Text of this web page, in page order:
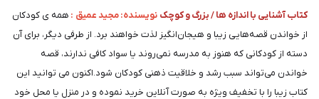
کتاب آشنایی با اندازه ها / بزرگ و کوچک نويسنده: مجید عمیق : همه ی کودکان
از خواندن قصه‌هایی زیبا و هیجان‌انگیز لذت خواهند برد. از طرفی دیگر، برای آن
دسته از کودکانی که هنوز به مدرسه نمی‌روند یا سواد کافی ندارند، قصه
خواندن می‌تواند سبب رشد و خلاقیت ذهنی کودکان شود.اکنون می توانید این
کتاب زیبا را با تخفیف ویژه به صورت آنلاین خرید نموده و در منزل یا محل خود